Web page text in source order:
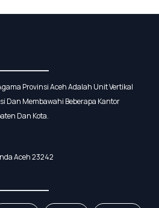
Provinsi Aceh Adalah Unit Vertikal
Dan Membawahi Beberapa Kantor
Dan Kota.
Aceh 23242